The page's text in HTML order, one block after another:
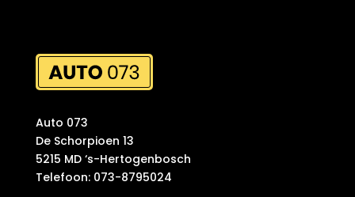
Auto 073
De Schorpioen 13
5215 MD ‘s-Hertogenbosch
Telefoon: 073-8795024